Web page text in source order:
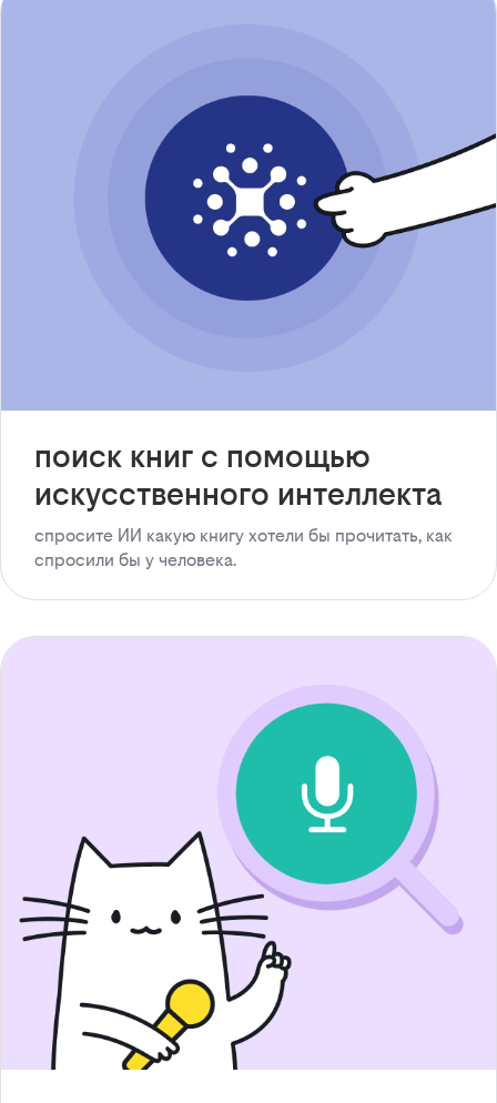
поиск книг с помощью
искусственного интеллекта
спросите ИИ какую книгу хотели бы прочитать, как
спросили бы у человека.